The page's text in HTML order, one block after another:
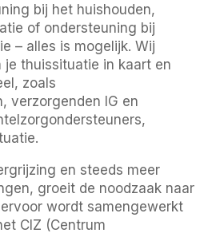
bij het huishouden,
of ondersteuning bij
– alles is mogelijk. Wij
je thuissituatie in kaart en
zoals
verzorgenden IG en
en steeds meer
groeit de noodzaak naar
wordt samengewerkt
CIZ (Centrum